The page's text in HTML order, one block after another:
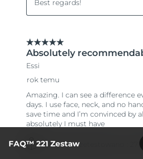
FAQ™ 221 Zestaw